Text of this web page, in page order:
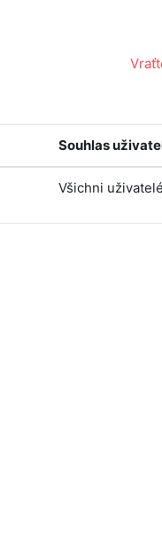
Souhlas
Všichni uživatelé